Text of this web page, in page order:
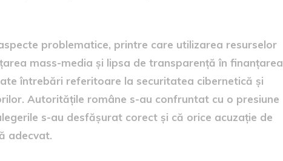
problematice, printre care utilizarea resurselor
mass-media și lipsa de transparență în finanțarea
întrebări referitoare la securitatea cibernetică și
Autoritățile române s-au confruntat cu o presiune
s-au desfășurat corect și că orice acuzație de
adecvat.